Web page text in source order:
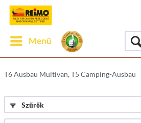
Menü
T6 Ausbau Multivan, T5 Camping-Ausbau
Szűrők